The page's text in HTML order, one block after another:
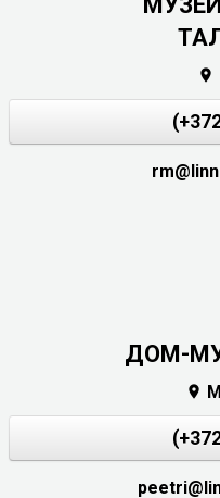

ДОМ-
